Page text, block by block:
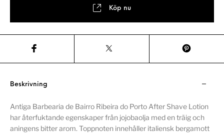
Köp nu
Beskrivning
Antiga Barbearia de Bairro Ribeira do Porto After Shave Lotion
har återfuktande egenskaper från jojobaolja med en träig och
aningens bitter arom. Toppnoten innehåller italiensk bergamott